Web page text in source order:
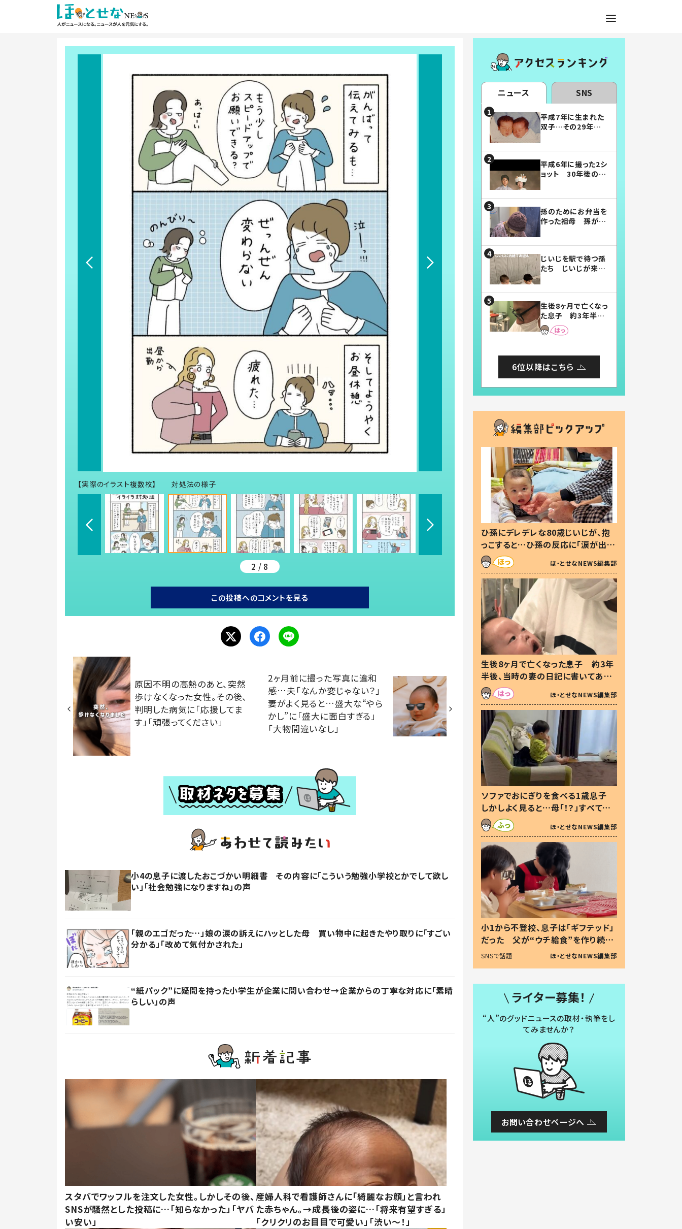
【実際のイラスト複数枚】 対処法の様子
2 / 8
この投稿へのコメントを見る
原因不明の高熱のあと、突然
歩けなくなった女性。その後、
判明した病気に「応援してま
す」「頑張ってください」
2ヶ月前に撮った写真に違和
感…夫「なんか変じゃない？」
妻がよく見ると…盛大な“やら
かし”に「盛大に面白すぎる」
「大物間違いなし」
小4の息子に渡したおこづかい明細書 その内容に「こういう勉強小学校とかでして欲し
い」「社会勉強になりますね」の声
「親のエゴだった…」娘の涙の訴えにハッとした母 買い物中に起きたやり取りに「すごい
分かる」「改めて気付かされた」
“紙パック”に疑問を持った小学生が企業に問い合わせ→企業からの丁寧な対応に「素晴
らしい」の声
スタバでワッフルを注文した女性。しかしその後、
SNSが騒然とした投稿に…「知らなかった」「ヤバ
い安い」
産婦人科で看護師さんに「綺麗なお顔」と言われ
た赤ちゃん。→成長後の姿に…「将来有望すぎる」
「クリクリのお目目で可愛い」「渋い～！」
ニュース SNS
平成7年に生まれた
双子…その29年後
平成6年に撮った2シ
ョット 30年後の姿
孫のためにお弁当を
作った祖母 孫が絶
じいじを駅で待つ孫
たち じいじが来た
まらない」「幸せにな
れる」
生後8ヶ月で亡くなっ
た息子 約3年半
後、当時の妻の日記
に書いてあった本音
6位以降はこちら
ひ孫にデレデレな80歳じいじが、抱
っこすると…ひ孫の反応に「涙が出ま
した」「可愛くて仕方ない」
ほ・とせなNEWS編集部
生後8ヶ月で亡くなった息子 約3年
半後、当時の妻の日記に書いてあっ
た本音とは
ほ・とせなNEWS編集部
ソファでおにぎりを食べる1歳息子
しかしよく見ると…母「！？」すべてを
察した母の投稿に「可愛いから許
す！」「現行犯〜」
ほ・とせなNEWS編集部
小1から不登校、息子は「ギフテッド」
だった 父が“ウチ給食”を作り続け
る理由とは #令和の親 #令和の子
SNSで話題 ほ・とせなNEWS編集部
ライター募集！
“人”のグッドニュースの取材・執筆をし
てみませんか？
お問い合わせページへ